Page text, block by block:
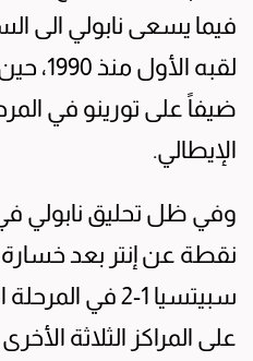
فيما يسعى نابولي الى
لقبه
الإيطالي.
نقطة عن إنتر بعد خسارة
سبيتسيا 1-2 في
على المراكز الثلاثة